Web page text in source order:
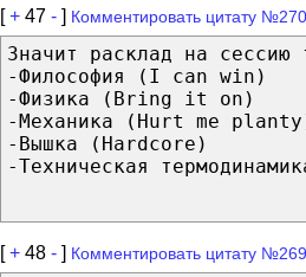
[+ 47 - ] Комментировать цитату №270
Значит расклад на сессию
-Философия (I can win)
-Физика (Bring it on)
-Механика (Hurt me
-Вышка (Hardcore)
-Техническая
[+ 48 - ] Комментировать цитату №269